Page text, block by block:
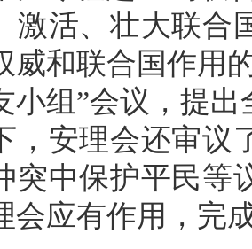
激活、壮大联合
威和联合国作用
小组”会议，提
，安理会还审议
突中保护平民等
会应有作用，完